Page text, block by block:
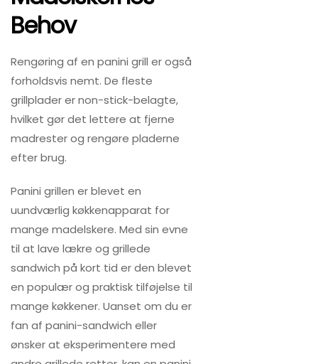
Behov
Rengøring af en panini grill er også
forholdsvis nemt. De fleste
grillplader er non-stick-belagte,
hvilket gør det lettere at fjerne
madrester og rengøre pladerne
efter brug.
Panini grillen er blevet en
uundværlig køkkenapparat for
mange madelskere. Med sin evne
til at lave lækre og grillede
sandwich på kort tid er den blevet
en populær og praktisk tilføjelse til
mange køkkener. Uanset om du er
fan af panini-sandwich eller
ønsker at eksperimentere med